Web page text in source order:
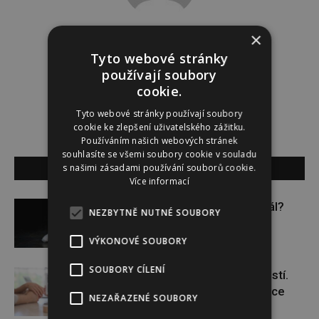
http://www.zdravivharmonii.cz
SOUVISEJÍCÍ ČLÁNKY
Budou se vraždit malé děti dál?
Těhotenství není samozřejmostí.
Pomáhá asistovaná reprodukce
×
Tyto webové stránky
používají soubory
cookie.
Tyto webové stránky používají soubory
cookie ke zlepšení uživatelského zážitku.
Používáním našich webových stránek
souhlasíte se všemi soubory cookie v souladu
s našimi zásadami používání souborů cookie.
Více informací
NEZBYTNĚ NUTNÉ SOUBORY
VÝKONOVÉ SOUBORY
SOUBORY CÍLENÍ
NEZAŘAZENÉ SOUBORY